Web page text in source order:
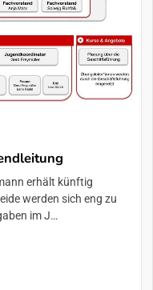
erhält künftig
werden sich eng zu
im J…